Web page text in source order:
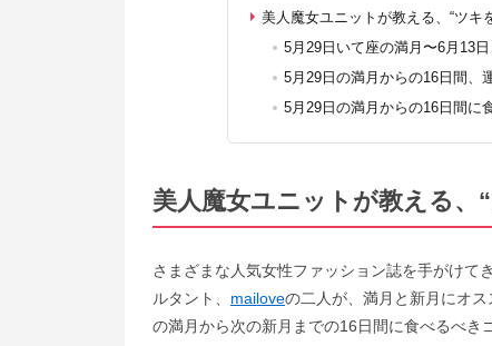
美人魔女ユニットが教える、“ツキ
5月29日いて座の満月〜6月13
5月29日の満月からの16日間、
5月29日の満月からの16日間に
美人魔女ユニットが教える、
さまざまな人気女性ファッション誌を手がけて
ルタント、 mailoveの二人が、満月と新月にオ
の満月から次の新月までの16日間に食べるべき